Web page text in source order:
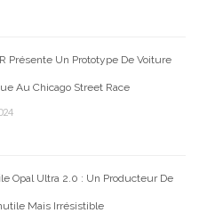
Présente Un Prototype De Voiture
Au Chicago Street Race
Opal Ultra 2.0 : Un Producteur De
Mais Irrésistible